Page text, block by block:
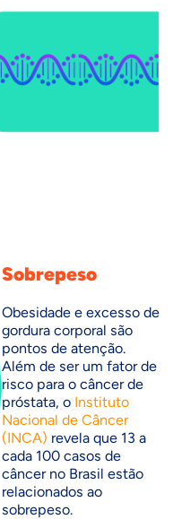
Sobrepeso
Obesidade e excesso de
gordura corporal são
pontos de atenção.
Além de ser um fator de
risco para o câncer de
próstata, o Instituto
Nacional de Câncer
(INCA) revela que 13 a
cada 100 casos de
câncer no Brasil estão
relacionados ao
sobrepeso.